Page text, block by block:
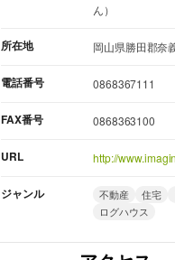
ん）
所在地 岡山県勝田郡奈
電話番号 0868367111
FAX番号 0868363100
URL http://
ジャンル 不動産 住宅
ログハウス